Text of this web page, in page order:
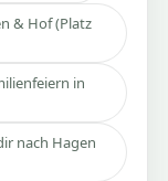
& Hof (Platz
in
nach Hagen